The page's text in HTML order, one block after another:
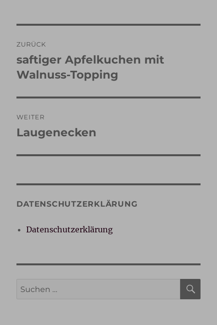
ZURÜCK
Vorheriger
Beitrag:
saftiger Apfelkuchen mit
Walnuss-Topping
WEITER
Nächster
Laugenecken
DATENSCHUTZERKLÄRUNG
Datenschutzerklärung
Suche